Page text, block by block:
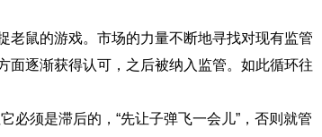
鼠的游戏。市场的力量不断地寻找对现有监管
面逐渐获得认可，之后被纳入监管。如此循环往
须是滞后的，“先让子弹飞一会儿”，否则就管